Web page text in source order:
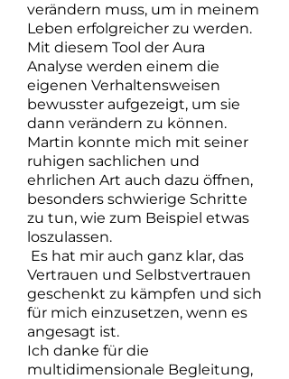
verändern muss, um in meinem
Leben erfolgreicher zu werden.
Mit diesem Tool der Aura
Analyse werden einem die
eigenen Verhaltensweisen
bewusster aufgezeigt, um sie
dann verändern zu können.
Martin konnte mich mit seiner
ruhigen sachlichen und
ehrlichen Art auch dazu öffnen,
besonders schwierige Schritte
zu tun, wie zum Beispiel etwas
loszulassen.
Es hat mir auch ganz klar, das
Vertrauen und Selbstvertrauen
geschenkt zu kämpfen und sich
für mich einzusetzen, wenn es
angesagt ist.
Ich danke für die
multidimensionale Begleitung,